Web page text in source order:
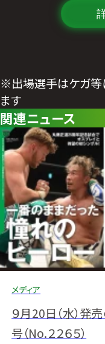
※出場選手はケガ等
ます
関連ニュース
メディア
９月20日（水）発
号（No.２２６５）